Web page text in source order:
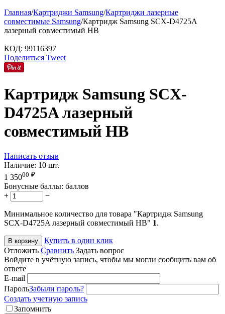
Главная/Картриджи Samsung/Картриджи лазерные
совместимые Samsung/Картридж Samsung SCX-D4725A
лазерный совместимый HB
КОД: 99116397
Поделиться Tweet
Картридж Samsung SCX-
D4725A лазерный
совместимый HB
Написать отзыв
Наличие: 10 шт.
1 35000 ₽
Бонусные баллы: баллов
+
−
Минимальное количество для товара "Картридж Samsung
SCX-D4725A лазерный совместимый HB" 1.
В корзину
Купить в один клик
Отложить Сравнить Задать вопрос
Войдите в учётную запись, чтобы мы могли сообщить вам об
ответе
E-mail
ПарольЗабыли пароль?
Создать учетную запись
Запомнить